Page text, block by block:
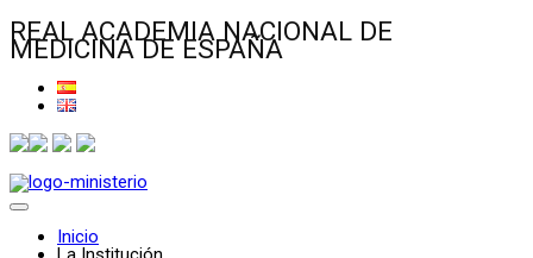
REAL ACADEMIA NACIONAL DE
MEDICINA DE ESPAÑA
Inicio